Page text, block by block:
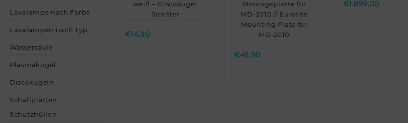
Lavalampe nach Farbe
Lavalampen nach Typ
Wassersäule
Plasmakugel
Discokugeln
Schallplatten
Schutzhüllen
Quick view
€14,90
MD-2010
Quick view
€45,90
TRILOCK E-GL33 …
€1.899,00